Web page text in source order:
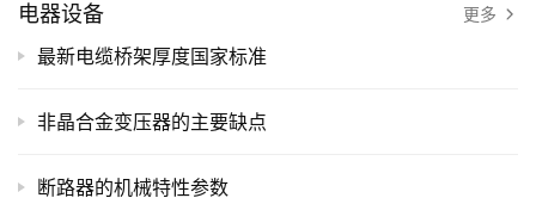
最
文
电器设备 更多
最新电缆桥架厚度国家标准
非晶合金变压器的主要缺点
断路器的机械特性参数